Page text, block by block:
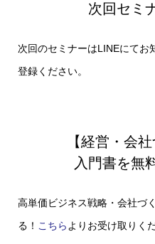
次回セミ
次回のセミナーはLINEにてお
登録ください。
【経営・会
入門書を無
高単価ビジネス戦略・会社づ
る！ こちら よりお受け取りく